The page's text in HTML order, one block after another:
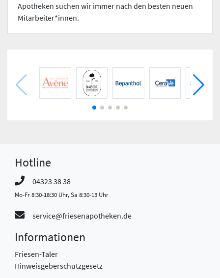
Apotheken suchen wir immer nach den besten neuen
Mitarbeiter*innen.
Hotline
04323 38 38
Mo-Fr 8:30-18:30 Uhr, Sa 8:30-13 Uhr
service@friesenapotheken.de
Informationen
Friesen-Taler
Hinweisgeberschutzgesetz